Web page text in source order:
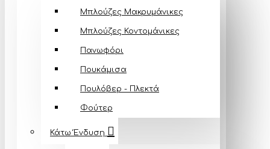
Μπλούζες Mακρυμάνικες
Μπλούζες Κοντομάνικες
Πανωφόρι
Πουκάμισα
Πουλόβερ - Πλεκτά
Φούτερ
Κάτω Ένδυση